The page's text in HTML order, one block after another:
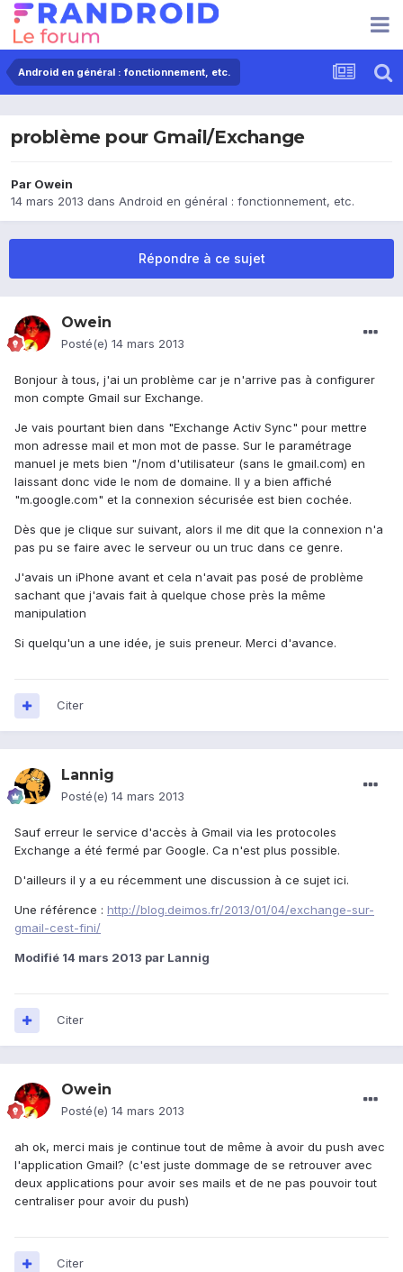
Android en général : fonctionnement, etc.
problème pour Gmail/Exchange
Par Owein
14 mars 2013 dans Android en général : fonctionnement, etc.
Répondre à ce sujet
Owein
Posté(e) 14 mars 2013
Bonjour à tous, j'ai un problème car je n'arrive pas à configurer
mon compte Gmail sur Exchange.
Je vais pourtant bien dans "Exchange Activ Sync" pour mettre
mon adresse mail et mon mot de passe. Sur le paramétrage
manuel je mets bien "/nom d'utilisateur (sans le gmail.com) en
laissant donc vide le nom de domaine. Il y a bien affiché
"m.google.com" et la connexion sécurisée est bien cochée.
Dès que je clique sur suivant, alors il me dit que la connexion n'a
pas pu se faire avec le serveur ou un truc dans ce genre.
J'avais un iPhone avant et cela n'avait pas posé de problème
sachant que j'avais fait à quelque chose près la même
manipulation
Si quelqu'un a une idée, je suis preneur. Merci d'avance.
Citer
Lannig
Posté(e) 14 mars 2013
Sauf erreur le service d'accès à Gmail via les protocoles
Exchange a été fermé par Google. Ca n'est plus possible.
D'ailleurs il y a eu récemment une discussion à ce sujet ici.
Une référence : http://blog.deimos.fr/2013/01/04/exchange-sur-
gmail-cest-fini/
Modifié 14 mars 2013 par Lannig
Citer
Owein
Posté(e) 14 mars 2013
ah ok, merci mais je continue tout de même à avoir du push avec
l'application Gmail? (c'est juste dommage de se retrouver avec
deux applications pour avoir ses mails et de ne pas pouvoir tout
centraliser pour avoir du push)
Citer